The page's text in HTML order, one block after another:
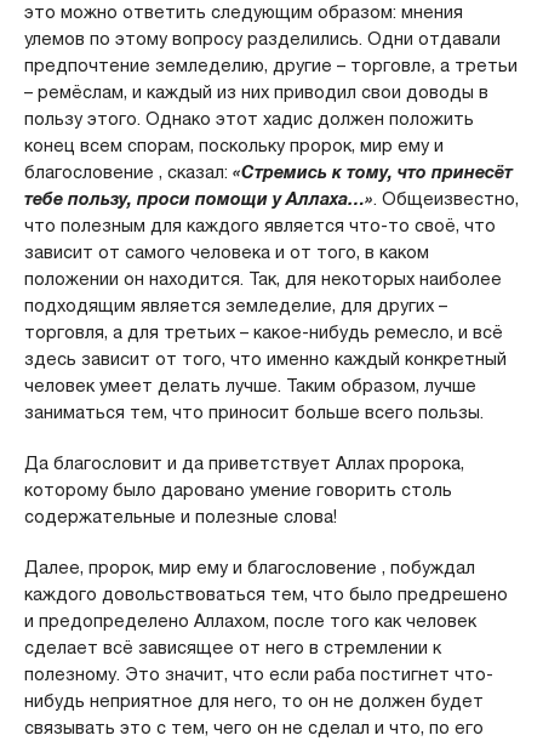
это можно ответить следующим образом: мнения
улемов по этому вопросу разделились. Одни отдавали
предпочтение земледелию, другие – торговле, а третьи
– ремёслам, и каждый из них приводил свои доводы в
пользу этого. Однако этот хадис должен положить
конец всем спорам, поскольку пророк, мир ему и
благословение , сказал: «Стремись к тому, что принесёт
тебе пользу, проси помощи у Аллаха…». Общеизвестно,
что полезным для каждого является что-то своё, что
зависит от самого человека и от того, в каком
положении он находится. Так, для некоторых наиболее
подходящим является земледелие, для других –
торговля, а для третьих – какое-нибудь ремесло, и всё
здесь зависит от того, что именно каждый конкретный
человек умеет делать лучше. Таким образом, лучше
заниматься тем, что приносит больше всего пользы.
Да благословит и да приветствует Аллах пророка,
которому было даровано умение говорить столь
содержательные и полезные слова!
Далее, пророк, мир ему и благословение , побуждал
каждого довольствоваться тем, что было предрешено
и предопределено Аллахом, после того как человек
сделает всё зависящее от него в стремлении к
полезному. Это значит, что если раба постигнет что-
нибудь неприятное для него, то он не должен будет
связывать это с тем, чего он не сделал и что, по его